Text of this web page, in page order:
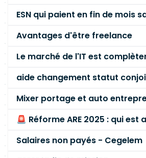
Avantages d'être freelance
Salaires non payés - Cegelem